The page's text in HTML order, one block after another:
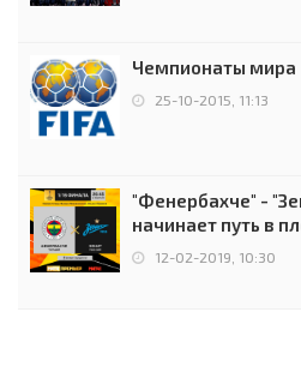
Чемпионаты мира
25-10-2015, 11:13
"Фенербахче" -
начинает путь в
12-02-2019, 10:30